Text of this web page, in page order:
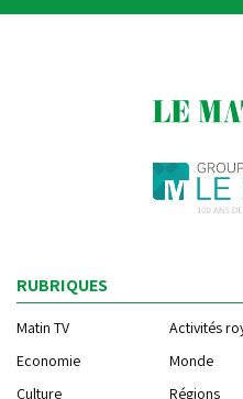
RUBRIQUES
Matin TV Activités
Economie
Monde
Culture
Régions